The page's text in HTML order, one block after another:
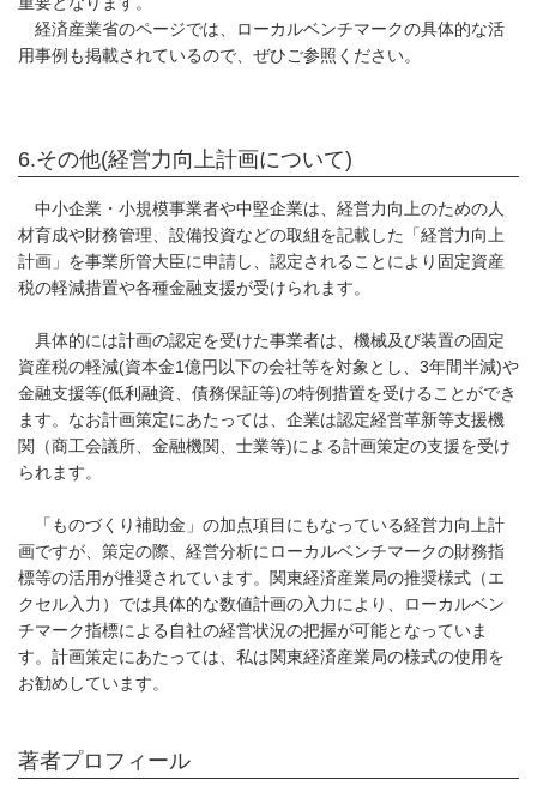
経済産業省のページでは、ローカルベンチマークの具体的な活
用事例も掲載されているので、ぜひご参照ください。
6.その他(経営力向上計画について)
中小企業・小規模事業者や中堅企業は、経営力向上のための人
材育成や財務管理、設備投資などの取組を記載した「経営力向上
計画」を事業所管大臣に申請し、認定されることにより固定資産
税の軽減措置や各種金融支援が受けられます。
具体的には計画の認定を受けた事業者は、機械及び装置の固定
資産税の軽減(資本金1億円以下の会社等を対象とし、3年間半減)や
金融支援等(低利融資、債務保証等)の特例措置を受けることができ
ます。なお計画策定にあたっては、企業は認定経営革新等支援機
関（商工会議所、金融機関、士業等)による計画策定の支援を受け
られます。
「ものづくり補助金」の加点項目にもなっている経営力向上計
画ですが、策定の際、経営分析にローカルベンチマークの財務指
標等の活用が推奨されています。関東経済産業局の推奨様式（エ
クセル入力）では具体的な数値計画の入力により、ローカルベン
チマーク指標による自社の経営状況の把握が可能となっていま
す。計画策定にあたっては、私は関東経済産業局の様式の使用を
お勧めしています。
著者プロフィール